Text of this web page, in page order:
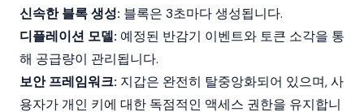
신속한 블록 생성: 블록은 3초마다 생성됩니다.
디플레이션 모델: 예정된 반감기 이벤트와 토큰 소각을 통
해 공급량이 관리됩니다.
보안 프레임워크: 지갑은 완전히 탈중앙화되어 있으며, 사
용자가 개인 키에 대한 독점적인 액세스 권한을 유지합니